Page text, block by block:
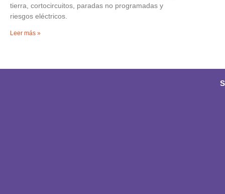
tierra, cortocircuitos, paradas no programadas y
riesgos eléctricos.
Leer más »